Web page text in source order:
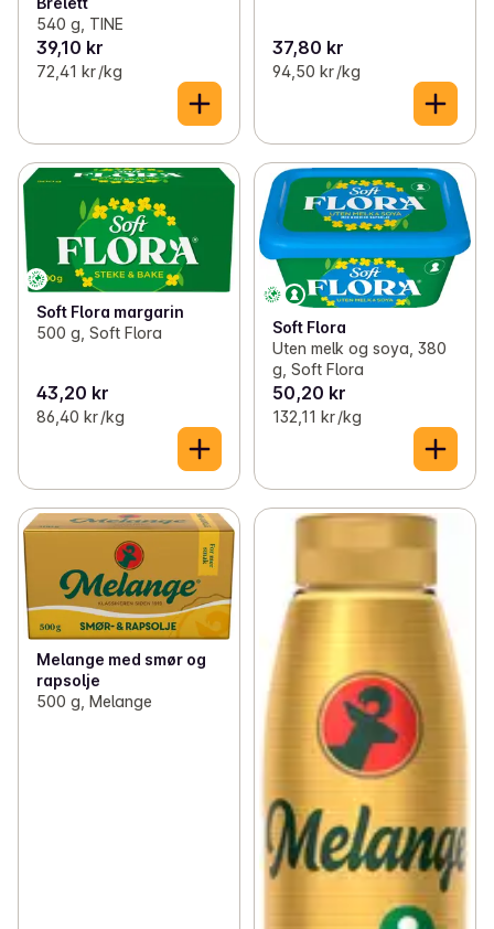
540 g, TINE
39,10 kr
72,41 kr /kg
37,80 kr
94,50 kr /kg
Soft Flora margarin
500 g, Soft Flora
43,20 kr
86,40 kr /kg
Soft Flora
Uten melk og soya, 380
g, Soft Flora
50,20 kr
132,11 kr /kg
Melange med smør og
rapsolje
500 g, Melange